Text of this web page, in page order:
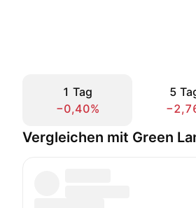
1 Tag
−0,40%
5
Vergleichen mit Green